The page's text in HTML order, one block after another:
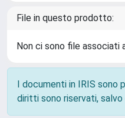
File in questo prodotto:
Non ci sono file associati
I documenti in IRIS
diritti sono riservati, salvo